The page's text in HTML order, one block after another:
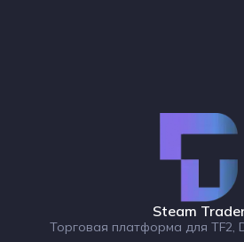
Steam
Торговая платформа для TF2,